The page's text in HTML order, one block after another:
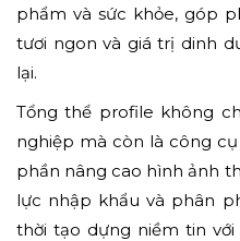
phẩm và sức khỏe, góp
tươi ngon và giá trị dinh
lại.
Tổng thể profile không
nghiệp mà còn là công
phần nâng cao hình ảnh
lực nhập khẩu và phân
thời tạo dựng niềm tin